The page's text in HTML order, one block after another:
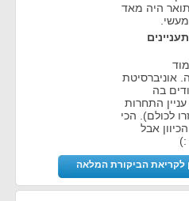
היה מאד
אוניברסיטת
בה
התחרות
לכולם). הכי
אבל
:)
לקריאת הביקורת המלאה